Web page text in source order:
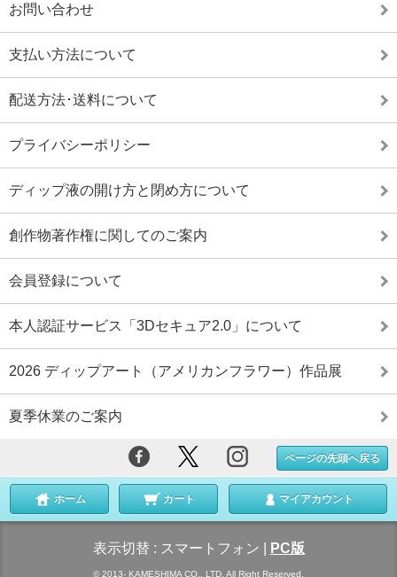
お問い合わせ
支払い方法について
配送方法･送料について
プライバシーポリシー
ディップ液の開け方と閉め方について
創作物著作権に関してのご案内
会員登録について
本人認証サービス「3Dセキュア2.0」について
2026 ディップアート（アメリカンフラワー）作品展
夏季休業のご案内
ページの先頭へ戻る
ホーム カート マイアカウント
表示切替 : スマートフォン PC版
© 2013- KAMESHIMA CO., LTD. All Right Reserved.